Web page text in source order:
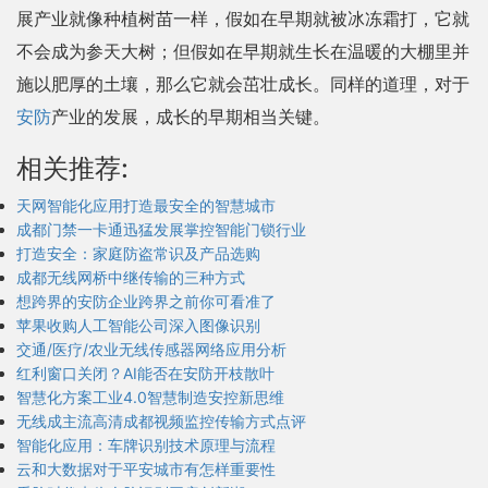
展产业就像种植树苗一样，假如在早期就被冰冻霜打，它就
不会成为参天大树；但假如在早期就生长在温暖的大棚里并
施以肥厚的土壤，那么它就会茁壮成长。同样的道理，对于
安防产业的发展，成长的早期相当关键。
相关推荐:
天网智能化应用打造最安全的智慧城市
成都门禁一卡通迅猛发展掌控智能门锁行业
打造安全：家庭防盗常识及产品选购
成都无线网桥中继传输的三种方式
想跨界的安防企业跨界之前你可看准了
苹果收购人工智能公司深入图像识别
交通/医疗/农业无线传感器网络应用分析
红利窗口关闭？AI能否在安防开枝散叶
智慧化方案工业4.0智慧制造安控新思维
无线成主流高清成都视频监控传输方式点评
智能化应用：车牌识别技术原理与流程
云和大数据对于平安城市有怎样重要性